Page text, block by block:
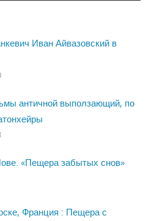
Иван Айвазовский в
античной выползающий, по
«Пещера забытых снов»
Франция : Пещера с